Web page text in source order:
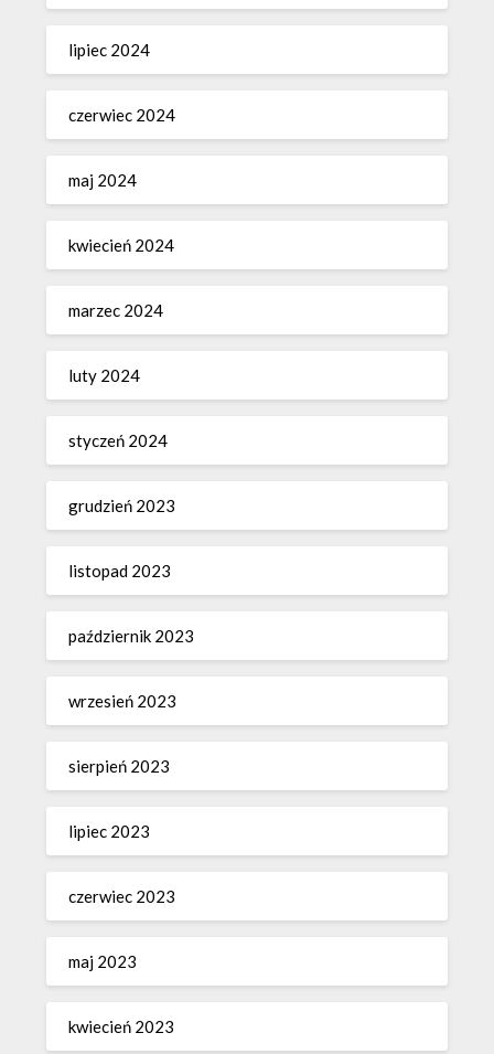
lipiec 2024
czerwiec 2024
maj 2024
kwiecień 2024
marzec 2024
luty 2024
styczeń 2024
grudzień 2023
listopad 2023
październik 2023
wrzesień 2023
sierpień 2023
lipiec 2023
czerwiec 2023
maj 2023
kwiecień 2023